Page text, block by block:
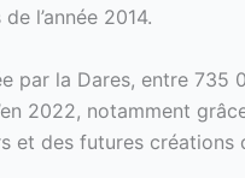
l’année 2014.
par la Dares, entre
2022, notamment
et des futures créations